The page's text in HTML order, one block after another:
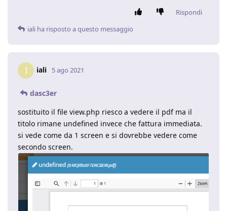
Rispondi
iali ha risposto a questo messaggio
I iali 5 ago 2021
dasc3er
sostituito il file view.php riesco a vedere il pdf ma il
titolo rimane undefined invece che fattura immediata.
si vede come da 1 screen e si dovrebbe vedere come
secondo screen.